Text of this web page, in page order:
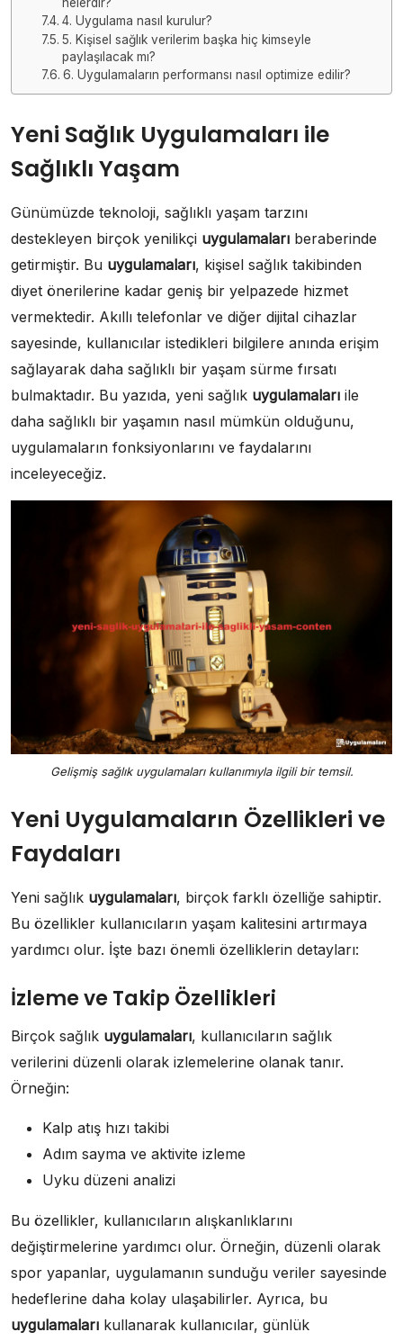
4. Uygulama nasıl kurulur?
5. Kişisel sağlık verilerim başka hiç kimseyle
paylaşılacak mı?
6. Uygulamaların performansı nasıl optimize edilir?
Yeni Sağlık Uygulamaları ile
Sağlıklı Yaşam
Günümüzde teknoloji, sağlıklı yaşam tarzını
destekleyen birçok yenilikçi uygulamaları beraberinde
getirmiştir. Bu uygulamaları, kişisel sağlık takibinden
diyet önerilerine kadar geniş bir yelpazede hizmet
vermektedir. Akıllı telefonlar ve diğer dijital cihazlar
sayesinde, kullanıcılar istedikleri bilgilere anında erişim
sağlayarak daha sağlıklı bir yaşam sürme fırsatı
bulmaktadır. Bu yazıda, yeni sağlık uygulamaları ile
daha sağlıklı bir yaşamın nasıl mümkün olduğunu,
uygulamaların fonksiyonlarını ve faydalarını
inceleyeceğiz.
Gelişmiş sağlık uygulamaları kullanımıyla ilgili bir temsil.
Yeni Uygulamaların Özellikleri ve
Faydaları
Yeni sağlık uygulamaları, birçok farklı özelliğe sahiptir.
Bu özellikler kullanıcıların yaşam kalitesini artırmaya
yardımcı olur. İşte bazı önemli özelliklerin detayları:
İzleme ve Takip Özellikleri
Birçok sağlık uygulamaları, kullanıcıların sağlık
verilerini düzenli olarak izlemelerine olanak tanır.
Örneğin:
Kalp atış hızı takibi
Adım sayma ve aktivite izleme
Uyku düzeni analizi
Bu özellikler, kullanıcıların alışkanlıklarını
değiştirmelerine yardımcı olur. Örneğin, düzenli olarak
spor yapanlar, uygulamanın sunduğu veriler sayesinde
hedeflerine daha kolay ulaşabilirler. Ayrıca, bu
uygulamaları kullanarak kullanıcılar, günlük